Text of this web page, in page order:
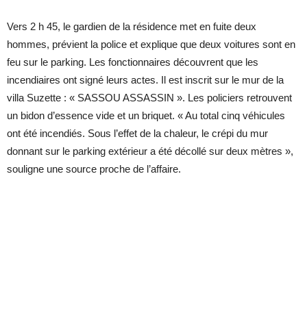
Vers 2 h 45, le gardien de la résidence met en fuite deux
hommes, prévient la police et explique que deux voitures sont en
feu sur le parking. Les fonctionnaires découvrent que les
incendiaires ont signé leurs actes. Il est inscrit sur le mur de la
villa Suzette : « SASSOU ASSASSIN ». Les policiers retrouvent
un bidon d’essence vide et un briquet. « Au total cinq véhicules
ont été incendiés. Sous l’effet de la chaleur, le crépi du mur
donnant sur le parking extérieur a été décollé sur deux mètres »,
souligne une source proche de l’affaire.